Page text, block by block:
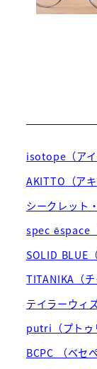
isotope（アイ
AKITTO（アキ
シークレット
spec ēspace
SOLID BLUE
TITANIKA（チ
テイラーウィ
putri（プトゥ
BCPC （ベセペ